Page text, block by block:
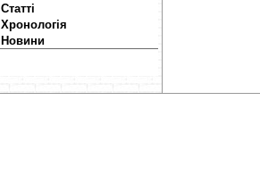
Статті
Хронологія
Новини